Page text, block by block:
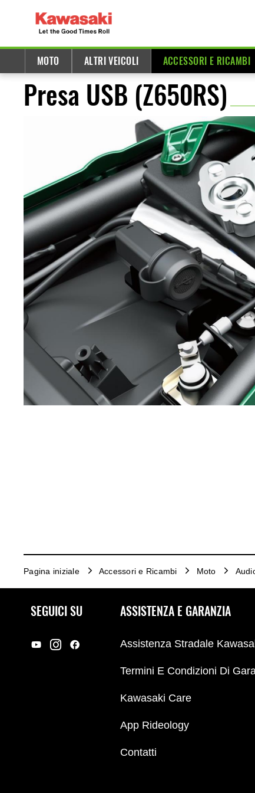
MOTO ALTRI VEICOLI ACCESSORI E RICAMBI
Presa USB (Z650RS)
Pagina iniziale Accessori e Ricambi Moto
SEGUICI SU ASSISTENZA E GARANZIA
Assistenza Stradale
Termini E Condizioni Di
Kawasaki Care
App Rideology
Contatti